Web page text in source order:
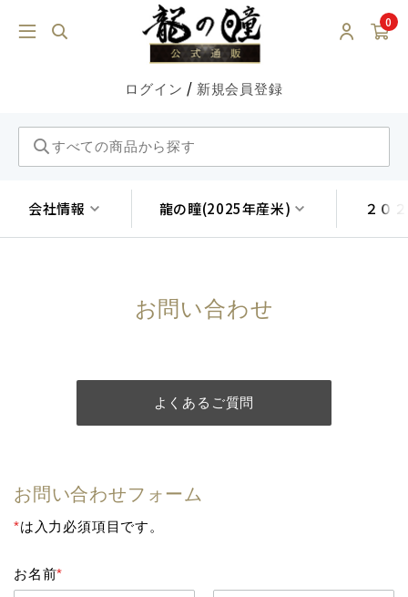
0
ログイン / 新規会員登録
会社情報 龍の瞳(2025年産米) ２０
お問い合わせ
よくあるご質問
お問い合わせフォーム
*は入力必須項目です。
お名前*